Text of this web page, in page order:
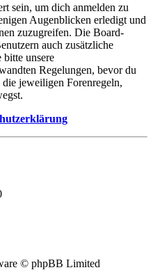
sein, um dich anmelden zu
Augenblicken erledigt und
zuzugreifen. Die Board-
auch zusätzliche
bitte unsere
Regelungen, bevor du
jeweiligen Forenregeln,
© phpBB Limited